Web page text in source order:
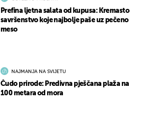
Prefina ljetna salata od kupusa: Kremasto
savršenstvo koje najbolje paše uz pečeno
meso
NAJMANJA NA SVIJETU
Čudo prirode: Predivna pješčana plaža na
100 metara od mora